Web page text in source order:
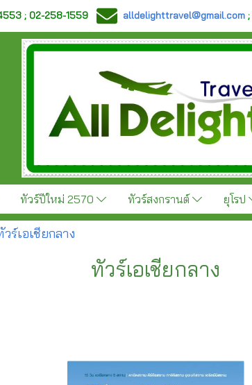
; 02-258-1559 alldelighttravel@gmail.com ;
ทัวร์ปีใหม่ 2570 ทัวร์สงกรานต์ ยุโรป
วร์เอเชียกลาง
ทัวร์เอเชียกลาง